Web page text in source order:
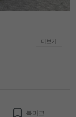
더보기
북마크